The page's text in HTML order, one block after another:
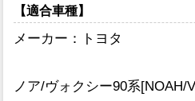
【適合車種】
メーカー：トヨタ
ノア/ヴォクシー90系[NOAH/